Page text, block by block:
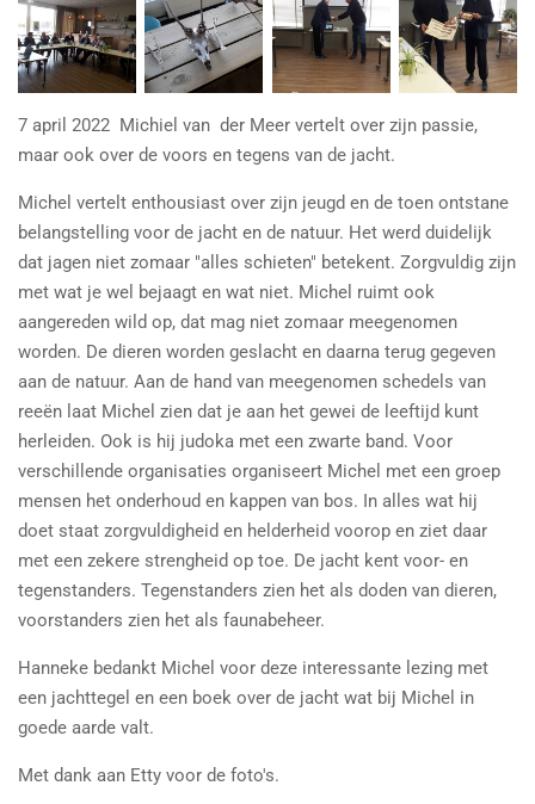
7 april 2022 Michiel van der Meer vertelt over zijn passie,
maar ook over de voors en tegens van de jacht.
Michel vertelt enthousiast over zijn jeugd en de toen ontstane
belangstelling voor de jacht en de natuur. Het werd duidelijk
dat jagen niet zomaar "alles schieten" betekent. Zorgvuldig zijn
met wat je wel bejaagt en wat niet. Michel ruimt ook
aangereden wild op, dat mag niet zomaar meegenomen
worden. De dieren worden geslacht en daarna terug gegeven
aan de natuur. Aan de hand van meegenomen schedels van
reeën laat Michel zien dat je aan het gewei de leeftijd kunt
herleiden. Ook is hij judoka met een zwarte band. Voor
verschillende organisaties organiseert Michel met een groep
mensen het onderhoud en kappen van bos. In alles wat hij
doet staat zorgvuldigheid en helderheid voorop en ziet daar
met een zekere strengheid op toe. De jacht kent voor- en
tegenstanders. Tegenstanders zien het als doden van dieren,
voorstanders zien het als faunabeheer.
Hanneke bedankt Michel voor deze interessante lezing met
een jachttegel en een boek over de jacht wat bij Michel in
goede aarde valt.
Met dank aan Etty voor de foto's.